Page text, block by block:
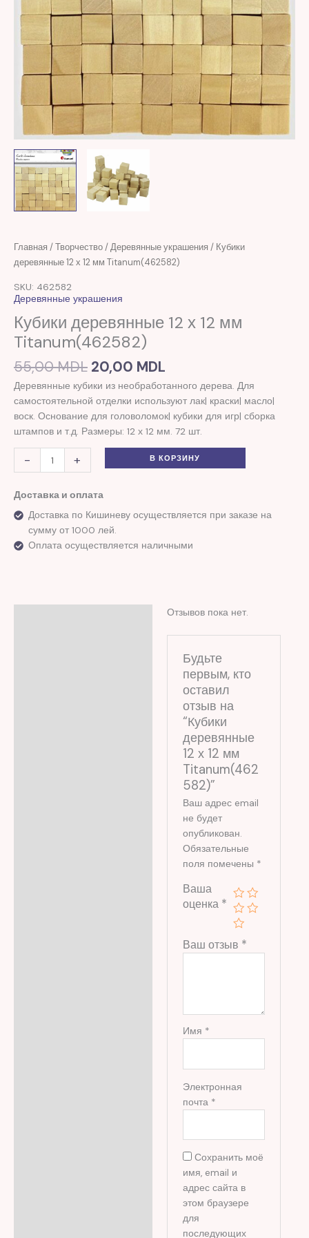
Главная /Творчество/Деревянные украшения / Кубики
деревянные 12 х 12 мм Titanum(462582)
SKU: 462582
Деревянные украшения
Кубики деревянные 12 х 12 мм
Titanum(462582)
55,00MDL
Первоначальная
цена
55,00 MDL.
20,00 MDL
Текущая
цена:
Деревянные кубики из необработанного дерева. Для
самостоятельной отделки используют лак| краски| масло|
воск. Основание для головоломок| кубики для игр| сборка
штампов и т.д. Размеры: 12 х 12 мм. 72 шт.
-
Количество
товара
деревянные
12
х
12
Titanum(462582)
+ В КОРЗИНУ
Доставка и оплата
Доставка по Кишиневу осуществляется при заказе на
сумму от 1000 лей.
Оплата осуществляется наличными
Отзывов пока нет.
Будьте
первым, кто
оставил
отзыв на
“Кубики
деревянные
12 х 12 мм
Titanum(462
582)”
Ваш адрес email
не будет
опубликован.
Обязательные
поля помечены *
Ваша
оценка *
Ваш отзыв *
Имя *
Электронная
почта *
Сохранить моё
имя, email и
адрес сайта в
этом браузере
для
последующих